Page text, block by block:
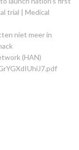
trial | Medical
niet meer in
(HAN)